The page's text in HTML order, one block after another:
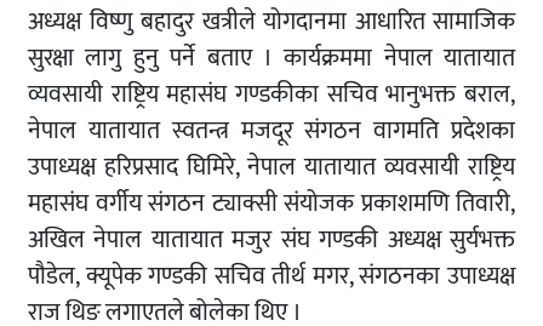
अध्यक्ष विष्णु बहादुर खत्रीले योगदानमा आधारित सामाजिक
सुरक्षा लागु हुनु पर्ने बताए । कार्यक्रममा नेपाल यातायात
व्यवसायी राष्ट्रिय महासंघ गण्डकीका सचिव भानुभक्त बराल,
नेपाल यातायात स्वतन्त्र मजदूर संगठन वागमति प्रदेशका
उपाध्यक्ष हरिप्रसाद घिमिरे, नेपाल यातायात व्यवसायी राष्ट्रिय
महासंघ वर्गीय संगठन ट्याक्सी संयोजक प्रकाशमणि तिवारी,
अखिल नेपाल यातायात मजुर संघ गण्डकी अध्यक्ष सुर्यभक्त
पौडेल, क्यूपेक गण्डकी सचिव तीर्थ मगर, संगठनका उपाध्यक्ष
राज थिङ लगाएतले बोलेका थिए ।